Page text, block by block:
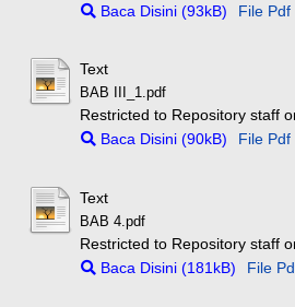
Baca Disini (93kB)
File Pdf
Text
BAB III_1.pdf
Restricted to Repository staff
Baca Disini (90kB)
File Pdf
Text
BAB 4.pdf
Restricted to Repository staff
Baca Disini (181kB)
File